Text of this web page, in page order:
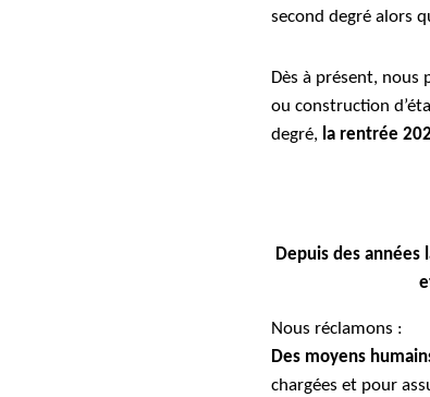
second degré alors
Dès à présent, nous
ou construction
degré, la rentrée
Depuis des années
Nous réclamons :
Des moyens
chargées et pour